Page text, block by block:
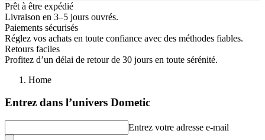
Prêt à être expédié
Livraison en 3–5 jours ouvrés.
Paiements sécurisés
Réglez vos achats en toute confiance avec des méthodes fiables.
Retours faciles
Profitez d’un délai de retour de 30 jours en toute sérénité.
Home
Entrez dans l’univers Dometic
Entrez votre adresse e-mail